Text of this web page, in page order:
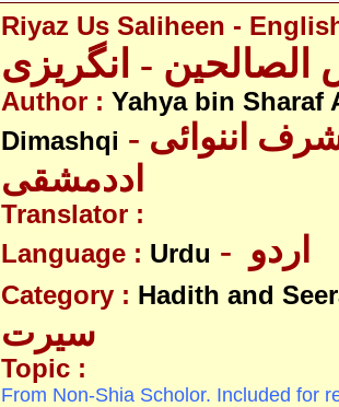
Riyaz Us Saliheen -
الصالحین - انگریزی
Author : Yahya bin Sharaf
Dimashqi - یحییٰ بن شرف اننوائی
اددمشقی
Translator :
Language : Urdu
Category : Hadith and
سیرت
Topic :
From Non-Shia Scholor. Included for